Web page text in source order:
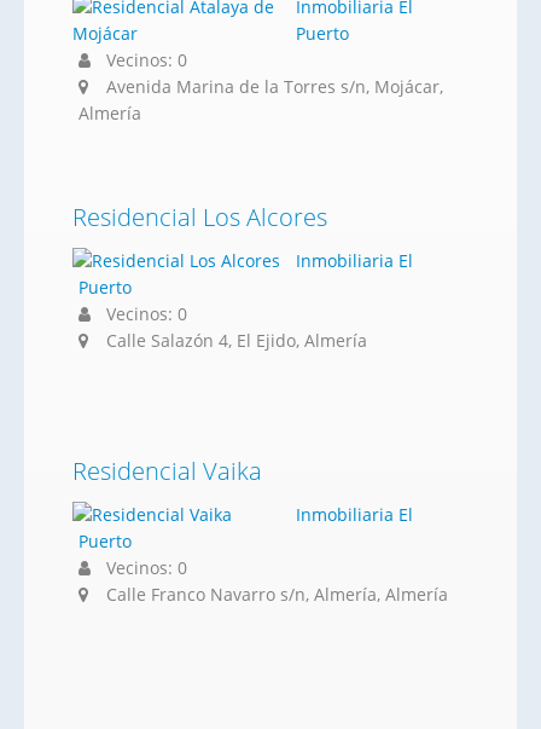
Inmobiliaria El
Puerto
Vecinos: 0
Avenida Marina de la Torres s/n, Mojácar,
Almería
Residencial Los Alcores
Inmobiliaria El
Puerto
Vecinos: 0
Calle Salazón 4, El Ejido, Almería
Residencial Vaika
Inmobiliaria El
Puerto
Vecinos: 0
Calle Franco Navarro s/n, Almería, Almería